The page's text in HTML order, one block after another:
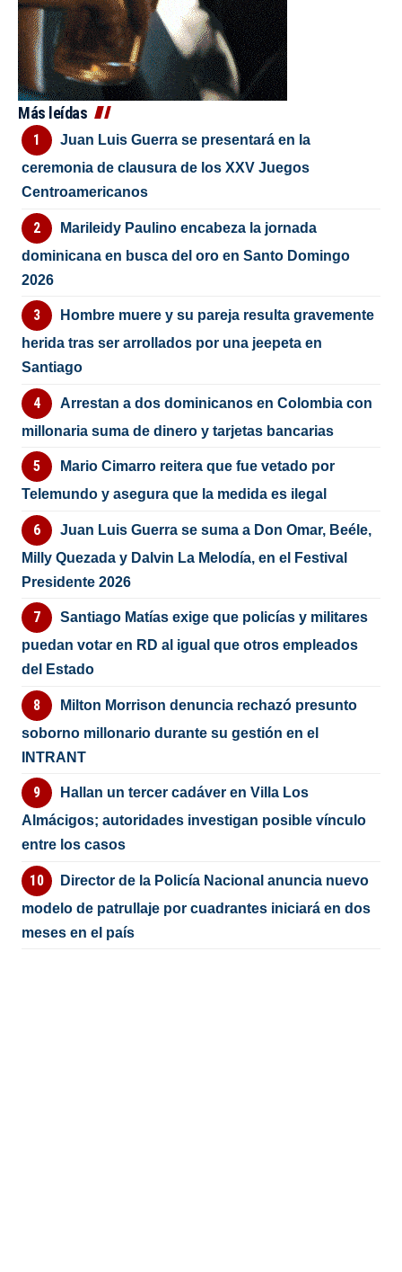
Más leídas
Juan Luis Guerra se presentará en la
ceremonia de clausura de los XXV Juegos
Centroamericanos
Marileidy Paulino encabeza la jornada
dominicana en busca del oro en Santo Domingo
2026
Hombre muere y su pareja resulta gravemente
herida tras ser arrollados por una jeepeta en
Santiago
Arrestan a dos dominicanos en Colombia con
millonaria suma de dinero y tarjetas bancarias
Mario Cimarro reitera que fue vetado por
Telemundo y asegura que la medida es ilegal
Juan Luis Guerra se suma a Don Omar, Beéle,
Milly Quezada y Dalvin La Melodía, en el Festival
Presidente 2026
Santiago Matías exige que policías y militares
puedan votar en RD al igual que otros empleados
del Estado
Milton Morrison denuncia rechazó presunto
soborno millonario durante su gestión en el
INTRANT
Hallan un tercer cadáver en Villa Los
Almácigos; autoridades investigan posible vínculo
entre los casos
Director de la Policía Nacional anuncia nuevo
modelo de patrullaje por cuadrantes iniciará en dos
meses en el país